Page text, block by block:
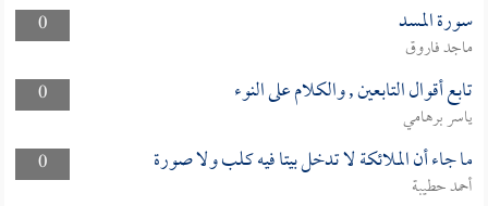
0
سورة المسد
ماجد فاروق
0
تابع أقوال التابعين , والكلام على النوء
ياسر برهامي
0
ما جاء أن الملائكة لا تدخل بيتا فيه كلب ولا صورة
أحمد حطيبة